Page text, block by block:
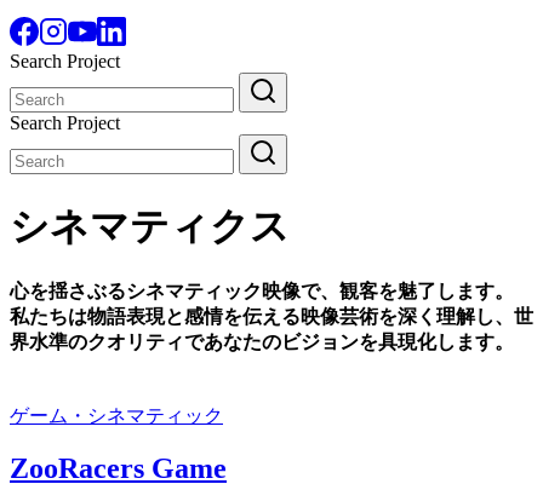
Search Project
for:
Search Project
for:
シネマティクス
心を揺さぶるシネマティック映像で、観客を魅了します。
私たちは物語表現と感情を伝える映像芸術を深く理解し、世
界水準のクオリティであなたのビジョンを具現化します。
ゲーム・シネマティック
ZooRacers Game